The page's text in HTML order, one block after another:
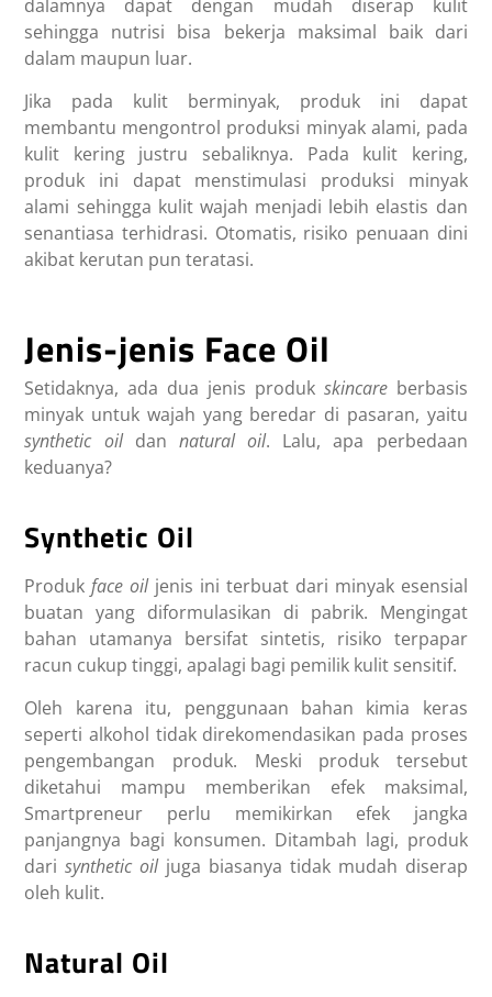
dalamnya dapat dengan mudah diserap kulit
sehingga nutrisi bisa bekerja maksimal baik dari
dalam maupun luar.
Jika pada kulit berminyak, produk ini dapat
membantu mengontrol produksi minyak alami, pada
kulit kering justru sebaliknya. Pada kulit kering,
produk ini dapat menstimulasi produksi minyak
alami sehingga kulit wajah menjadi lebih elastis dan
senantiasa terhidrasi. Otomatis, risiko penuaan dini
akibat kerutan pun teratasi.
Jenis-jenis Face Oil
Setidaknya, ada dua jenis produk skincare berbasis
minyak untuk wajah yang beredar di pasaran, yaitu
synthetic oildan natural oil. Lalu, apa perbedaan
keduanya?
Synthetic Oil
Produkface oiljenis ini terbuat dari minyak esensial
buatan yang diformulasikan di pabrik. Mengingat
bahan utamanya bersifat sintetis, risiko terpapar
racun cukup tinggi, apalagi bagi pemilik kulit sensitif.
Oleh karena itu, penggunaan bahan kimia keras
seperti alkohol tidak direkomendasikan pada proses
pengembangan produk. Meski produk tersebut
diketahui mampu memberikan efek maksimal,
Smartpreneur perlu memikirkan efek jangka
panjangnya bagi konsumen. Ditambah lagi, produk
darisynthetic oiljuga biasanya tidak mudah diserap
oleh kulit.
Natural Oil